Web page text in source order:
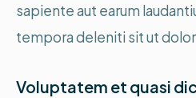
sapiente aut earum
tempora deleniti sit ut
Voluptatem et quasi